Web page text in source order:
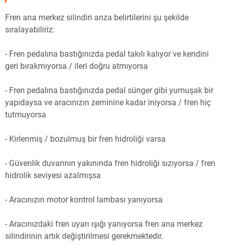
Fren ana merkez silindiri arıza belirtilerini şu şekilde
sıralayabiliriz:
- Fren pedalına bastığınızda pedal takılı kalıyor ve kendini
geri bırakmıyorsa / ileri doğru atmıyorsa
- Fren pedalına bastığınızda pedal sünger gibi yumuşak bir
yapıdaysa ve aracınızın zeminine kadar iniyorsa / fren hiç
tutmuyorsa
- Kirlenmiş / bozulmuş bir fren hidroliği varsa
- Güvenlik duvarının yakınında fren hidroliği sızıyorsa / fren
hidrolik seviyesi azalmışsa
- Aracınızın motor kontrol lambası yanıyorsa
- Aracınızdaki fren uyarı ışığı yanıyorsa fren ana merkez
silindirinin artık değiştirilmesi gerekmektedir.